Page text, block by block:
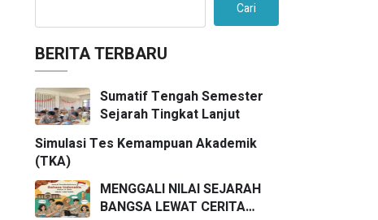
Cari
BERITA TERBARU
Sumatif Tengah Semester
Sejarah Tingkat Lanjut
Simulasi Tes Kemampuan Akademik
(TKA)
MENGGALI NILAI SEJARAH
BANGSA LEWAT CERITA